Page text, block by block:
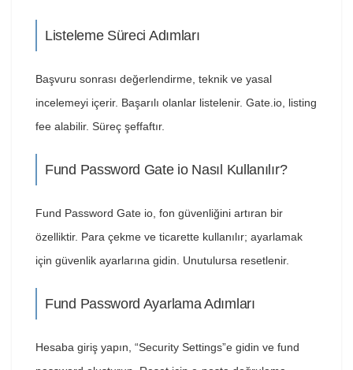
Listeleme Süreci Adımları
Başvuru sonrası değerlendirme, teknik ve yasal
incelemeyi içerir. Başarılı olanlar listelenir. Gate.io, listing
fee alabilir. Süreç şeffaftır.
Fund Password Gate io Nasıl Kullanılır?
Fund Password Gate io, fon güvenliğini artıran bir
özelliktir. Para çekme ve ticarette kullanılır; ayarlamak
için güvenlik ayarlarına gidin. Unutulursa resetlenir.
Fund Password Ayarlama Adımları
Hesaba giriş yapın, “Security Settings”e gidin ve fund